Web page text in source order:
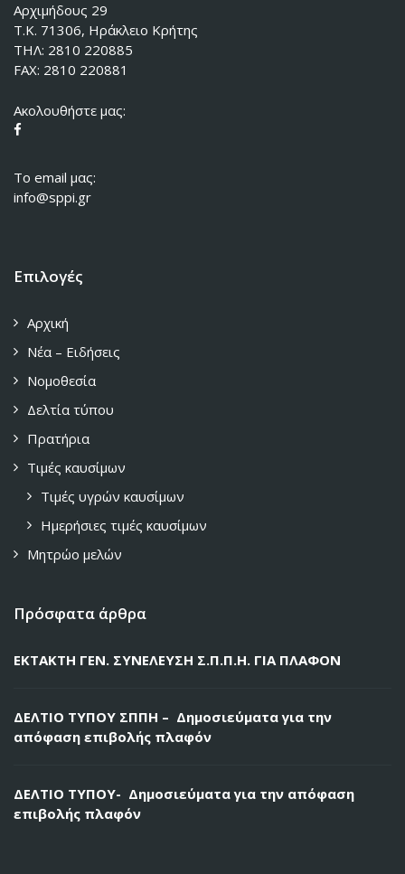
Αρχιμήδους 29
Τ.Κ. 71306, Ηράκλειο Κρήτης
ΤΗΛ: 2810 220885
FAX: 2810 220881
Ακολουθήστε μας:
To email μας:
info@sppi.gr
Επιλογές
Αρχική
Νέα – Ειδήσεις
Νομοθεσία
Δελτία τύπου
Πρατήρια
Τιμές καυσίμων
Τιμές υγρών καυσίμων
Ημερήσιες τιμές καυσίμων
Μητρώο μελών
Πρόσφατα άρθρα
ΕΚΤΑΚΤΗ ΓΕΝ. ΣΥΝΕΛΕΥΣΗ Σ.Π.Π.Η. ΓΙΑ ΠΛΑΦΟΝ
ΔΕΛΤΙΟ ΤΥΠΟΥ ΣΠΠΗ – Δημοσιεύματα για την
απόφαση επιβολής πλαφόν
ΔΕΛΤΙΟ ΤΥΠΟΥ- Δημοσιεύματα για την απόφαση
επιβολής πλαφόν